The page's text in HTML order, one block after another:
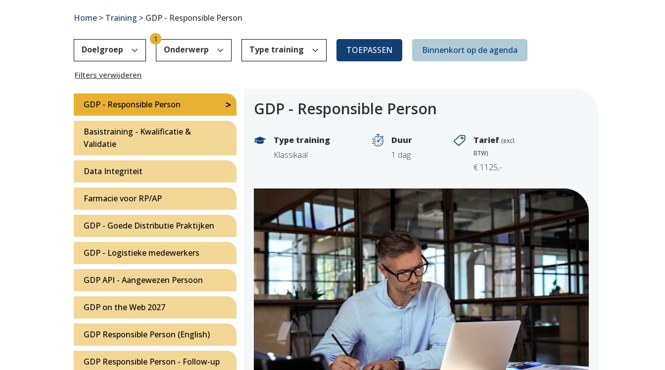
Home > Training > GDP - Responsible Person
Doelgroep 3
1
Onderwerp 3 Type training 3 TOEPASSEN Binnenkort op de agenda
Filters verwijderen
GDP - Responsible Person
Basistraining - Kwalificatie &
Validatie
Data Integriteit
Farmacie voor RP/AP
GDP - Goede Distributie Praktijken
GDP - Logistieke medewerkers
GDP API - Aangewezen Persoon
GDP on the Web 2027
GDP Responsible Person (English)
GDP Responsible Person - Follow-up
GDP - Responsible Person
Type training
Klassikaal
Duur
1 dag
Tarief (excl.
BTW)
€ 1125,-